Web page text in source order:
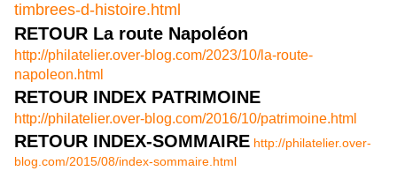
timbrees-d-histoire.html
RETOUR La route Napoléon
http://philatelier.over-blog.com/2023/10/la-route-
napoleon.html
RETOUR INDEX PATRIMOINE
http://philatelier.over-blog.com/2016/10/patrimoine.html
RETOUR INDEX-SOMMAIRE http://philatelier.over-
blog.com/2015/08/index-sommaire.html